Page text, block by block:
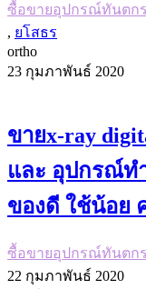
ซื้อขายอุปกรณ์ทันตก
, ยโสธร
ortho
23 กุมภาพันธ์ 2020
ขายx-ray
และ อุปกรณ์ท
ของดี ใช้น้อย
ซื้อขายอุปกรณ์ทันตก
22 กุมภาพันธ์ 2020